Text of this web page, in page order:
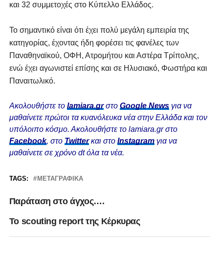
και 32 συμμετοχές στο Κύπελλο Ελλάδος.
Το σημαντικό είναι ότι έχει πολύ μεγάλη εμπειρία της
κατηγορίας, έχοντας ήδη φορέσει τις φανέλες των
Παναθηναϊκού, ΟΦΗ, Ατρομήτου και Αστέρα Τρίπολης,
ενώ έχει αγωνιστεί επίσης και σε Ηλυσιακό, Φωστήρα και
Παναιτωλικό.
Ακολουθήστε το lamiara.grστο Google Newsγια να
μαθαίνετε πρώτοι τα κυανόλευκα νέα στην Ελλάδα και τον
υπόλοιπο κόσμο. Ακολουθήστε το lamiara.gr στο
Facebook, στο Twitterκαι στο Instagram για να
μαθαίνετε σε χρόνο dt όλα τα νέα.
TAGS: ΜΕΤΑΓΡΑΦΙΚΆ
Παράταση στο άγχος….
Το scouting report της Κέρκυρας